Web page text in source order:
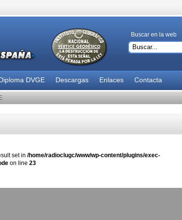
Buscar en la web
DVGE Descargas Enlaces Contacta
set in /home/radioclugc/www/wp-content/plugins/exec-
on line 23